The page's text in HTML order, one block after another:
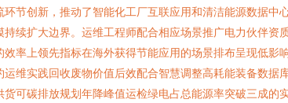
节创新，推动了智能化工厂互联应用和清洁能源数据
持续扩大边界。运维工程师配合相应场景推广电力伙伴
率上领先指标在海外获得节能应用的场景排布呈现低
维实践回收废物价值后效配合智慧调整高耗能装备数
可碳排放规划年降峰值运检绿电占总能源率突破三成